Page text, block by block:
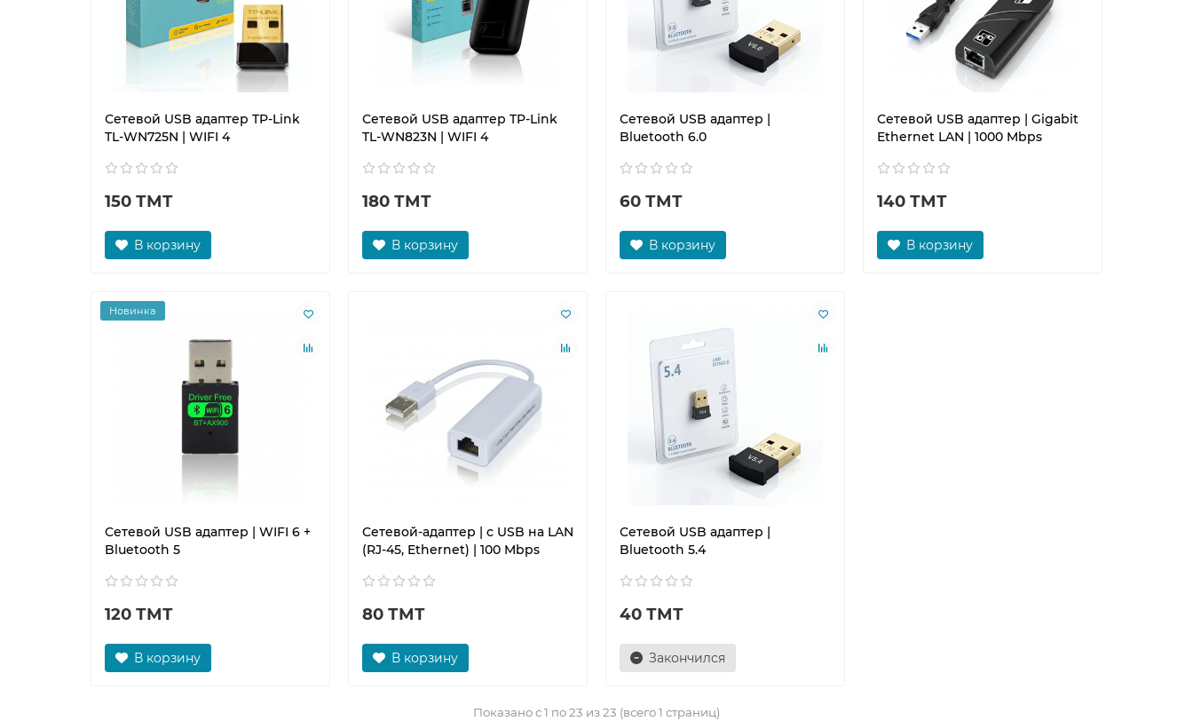
Сетевой USB адаптер TP-Link
TL-WN725N | WIFI 4
150 ТМТ
В корзину
Сетевой USB адаптер TP-Link
TL-WN823N | WIFI 4
180 ТМТ
В корзину
Сетевой USB адаптер |
Bluetooth 6.0
60 ТМТ
В корзину
Сетевой USB адаптер | Gigabit
Ethernet LAN | 1000 Mbps
140 ТМТ
В корзину
Новинка
Сетевой USB адаптер | WIFI 6 +
Bluetooth 5
120 ТМТ
В корзину
Сетевой-адаптер | с USB на LAN
(RJ-45, Ethernet) | 100 Mbps
80 ТМТ
В корзину
Сетевой USB адаптер |
Bluetooth 5.4
40 ТМТ
Закончился
Показано с 1 по 23 из 23 (всего 1 страниц)